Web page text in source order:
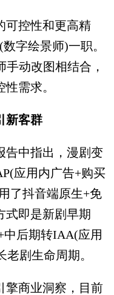
控性和更高精
字绘景师)一职。
动改图相结合，
需求。
新客群
中指出，漫剧变
应用内广告+购买
了抖音端原生+免
式即是新剧早期
后期转IAA(应用
剧生命周期。
商业洞察，目前